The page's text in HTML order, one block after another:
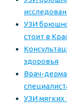
УЗИ
стоит в
здоровья
Врач-
УЗИ мягких